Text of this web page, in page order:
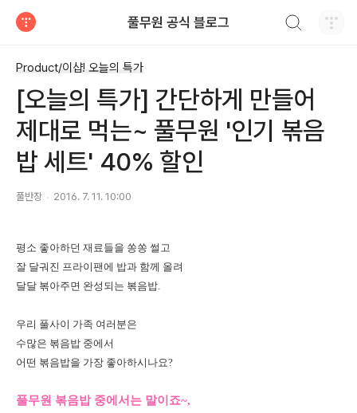
풀무원 공식 블로그
Product/이샵! 오늘의 특가
[오늘의 특가] 간단하게 만들어
제대로 먹는~ 풀무원 '인기 볶음
밥 세트' 40% 할인
풀반장 2016. 7. 11. 10:00
평소 좋아하던 재료들을 쏭쏭 썰고
잘 달궈진 프라이팬에 밥과 함께 올려
달달 볶아주면 완성되는 볶음밥.
우리 풀사이 가족 여러분은
수많은 볶음밥 중에서
어떤 볶음밥을 가장 좋아하시나요?
풀무원 볶음밥 중에서는 말이죠~,